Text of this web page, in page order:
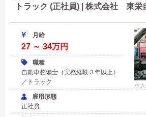
トラック (正社員) | 株式会社 東栄
求
月給
27 ～ 34万円
職種
自動車整備士（実務経験３年以上）
／トラック
雇用形態
正社員